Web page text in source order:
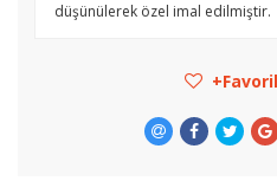
düşünülerek özel imal edilmiştir.